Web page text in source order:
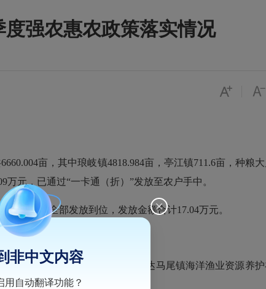
度强农惠农政策落实情况
亩，其中琅岐镇4818.984亩，亭江镇711.6亩，种粮大
元，已通过“一卡通（折）”发放至农户手中。
/年，已全部发放到位，发放金额合计17.04万元。
金2.628万元。
额7.9万元。截至目前，已下达马尾镇海洋渔业资源养护
非中文内容
用自动翻译功能？